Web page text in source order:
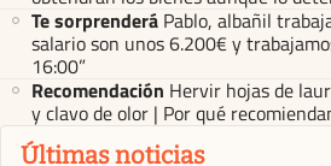
Te sorprenderá Pablo, albañil
salario son unos 6.200€ y
16:00”
Recomendación Hervir hojas de
y clavo de olor | Por qué
Últimas noticias